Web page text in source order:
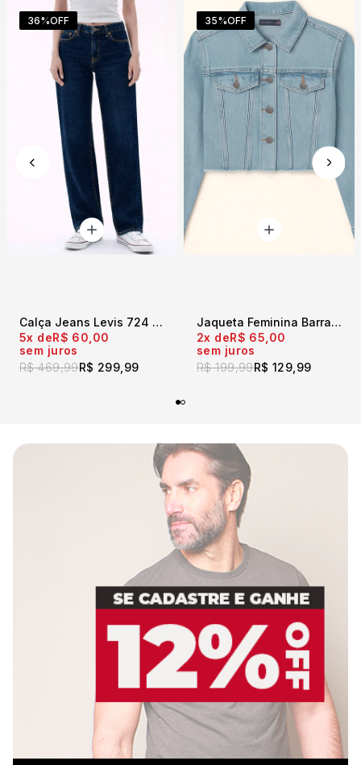
36%OFF
Calça Jeans Levis 724 High Rise Straight W Azul Escuro
R$ 469,99R$ 299,99
5x
R$ 60,00
sem juros
35%OFF
Jaqueta Feminina Barra a Fio Azul Claro
R$ 199,99R$ 129,99
2x
R$ 65,00
sem juros